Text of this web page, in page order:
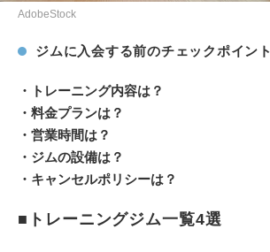
AdobeStock
ジムに入会する前のチェックポイント
・トレーニング内容は？
・料金プランは？
・営業時間は？
・ジムの設備は？
・キャンセルポリシーは？
■トレーニングジム一覧4選